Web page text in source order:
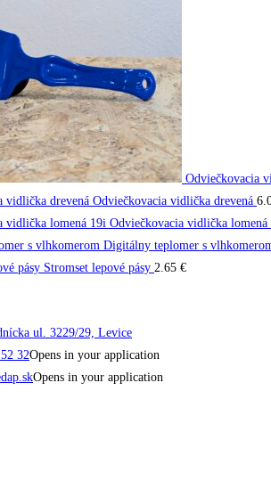
Odviečkovacia
Odviečkovacia vidlička drevená
Odviečkovacia vidlička lomená
Digitálny teplomer s
Stromset lepové pásy 2.65 €
ul. 3229/29, Levice
32Opens in your application
Opens in your application